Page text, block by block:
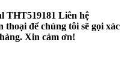
THT519181 Liên hệ
thoại để chúng tôi sẽ gọi xác
Xin cảm ơn!